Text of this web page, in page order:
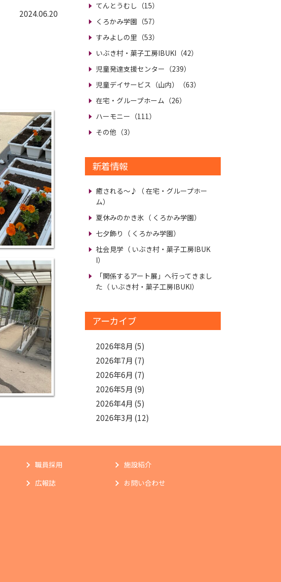
2024.06.20
てんとうむし（15）
くろかみ学園（57）
すみよしの里（53）
いぶき村・菓子工房IBUKI（42）
児童発達支援センター（239）
児童デイサービス（山内）（63）
在宅・グループホーム（26）
ハーモニー（111）
その他（3）
新着情報
癒される～♪
（ 在宅・グループホー
ム）
夏休みのかき氷 （ くろかみ学園）
七夕飾り
（ くろかみ学園）
社会見学 （ いぶき村・菓子工房IBUK
I）
「関係するアート展」へ行ってきまし
た （ いぶき村・菓子工房IBUKI）
アーカイブ
2026年8月 (5)
2026年7月 (7)
2026年6月 (7)
2026年5月 (9)
2026年4月 (5)
2026年3月 (12)
職員採用
施設紹介
広報誌
お問い合わせ